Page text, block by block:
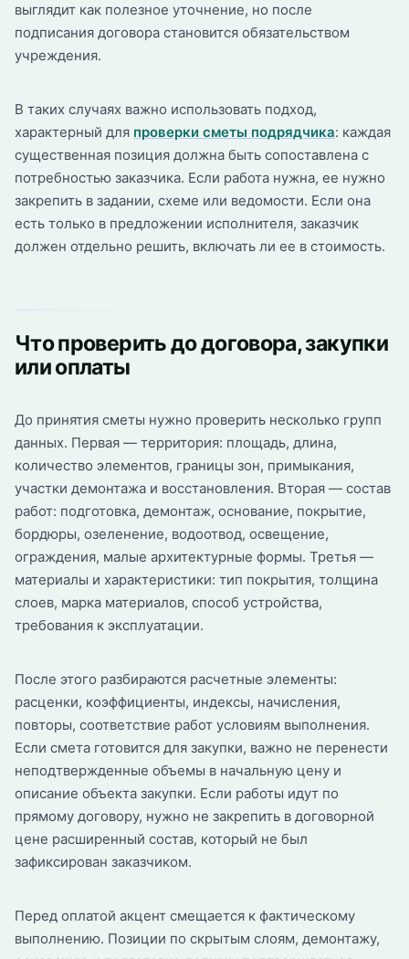
выглядит как полезное уточнение, но после
подписания договора становится обязательством
учреждения.
В таких случаях важно использовать подход,
характерный для проверки сметы подрядчика: каждая
существенная позиция должна быть сопоставлена с
потребностью заказчика. Если работа нужна, ее нужно
закрепить в задании, схеме или ведомости. Если она
есть только в предложении исполнителя, заказчик
должен отдельно решить, включать ли ее в стоимость.
Что проверить до договора, закупки
или оплаты
До принятия сметы нужно проверить несколько групп
данных. Первая — территория: площадь, длина,
количество элементов, границы зон, примыкания,
участки демонтажа и восстановления. Вторая — состав
работ: подготовка, демонтаж, основание, покрытие,
бордюры, озеленение, водоотвод, освещение,
ограждения, малые архитектурные формы. Третья —
материалы и характеристики: тип покрытия, толщина
слоев, марка материалов, способ устройства,
требования к эксплуатации.
После этого разбираются расчетные элементы:
расценки, коэффициенты, индексы, начисления,
повторы, соответствие работ условиям выполнения.
Если смета готовится для закупки, важно не перенести
неподтвержденные объемы в начальную цену и
описание объекта закупки. Если работы идут по
прямому договору, нужно не закрепить в договорной
цене расширенный состав, который не был
зафиксирован заказчиком.
Перед оплатой акцент смещается к фактическому
выполнению. Позиции по скрытым слоям, демонтажу,